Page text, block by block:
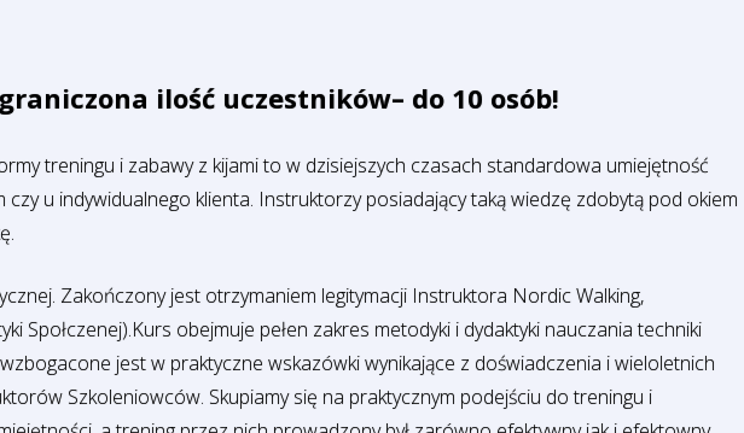
ilość uczestników– do 10 osób!
treningu i zabawy z kijami to w dzisiejszych czasach standardowa umiejętność
u indywidualnego klienta. Instruktorzy posiadający taką wiedzę zdobytą pod okiem
Zakończony jest otrzymaniem legitymacji Instruktora Nordic Walking,
obejmuje pełen zakres metodyki i dydaktyki nauczania techniki
jest w praktyczne wskazówki wynikające z doświadczenia i wieloletnich
Szkoleniowców. Skupiamy się na praktycznym podejściu do treningu i